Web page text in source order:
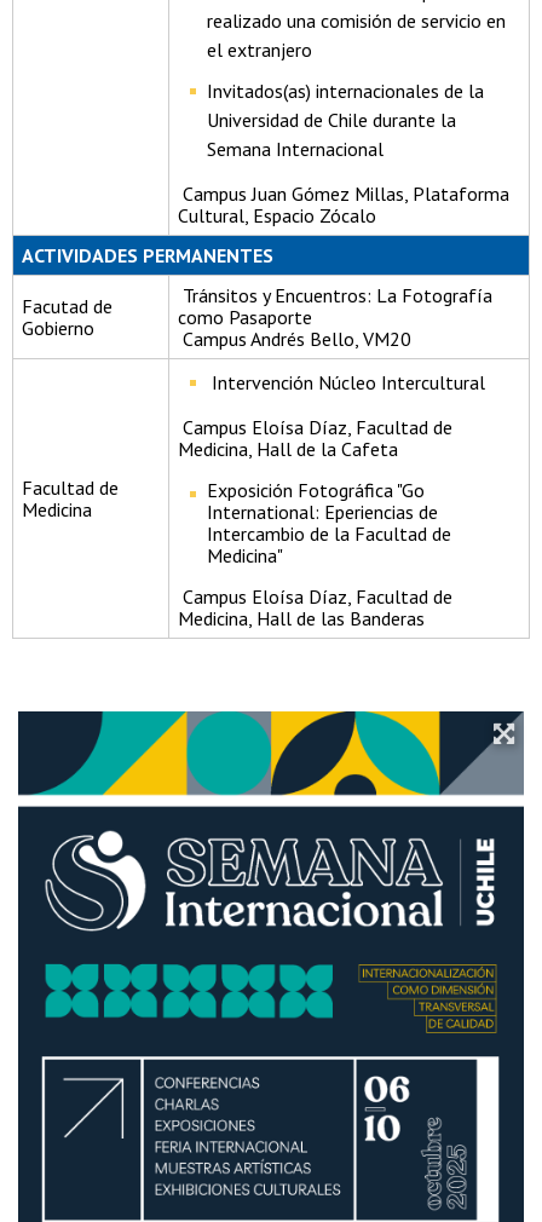
realizado una comisión de servicio en
el extranjero
Invitados(as) internacionales de la
Universidad de Chile durante la
Semana Internacional
Campus Juan Gómez Millas, Plataforma
Cultural, Espacio Zócalo
ACTIVIDADES PERMANENTES
Facutad de
Gobierno
Tránsitos y Encuentros: La Fotografía
como Pasaporte
Campus Andrés Bello, VM20
Facultad de
Medicina
Intervención Núcleo Intercultural
Campus Eloísa Díaz, Facultad de
Medicina, Hall de la Cafeta
Exposición Fotográfica "Go
International: Eperiencias de
Intercambio de la Facultad de
Medicina"
Campus Eloísa Díaz, Facultad de
Medicina, Hall de las Banderas